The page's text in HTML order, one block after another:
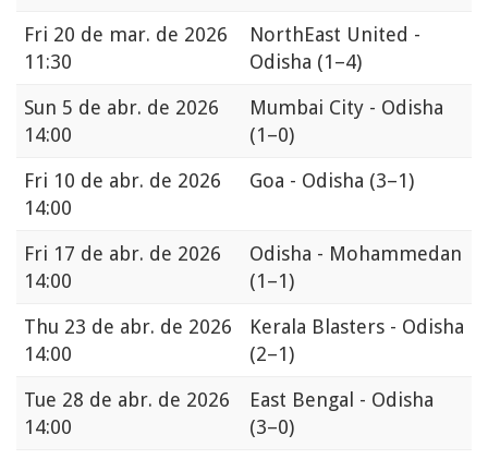
Fri 20 de mar. de 2026
11:30
NorthEast United -
Odisha (1–4)
Sun 5 de abr. de 2026
14:00
Mumbai City - Odisha
(1–0)
Fri 10 de abr. de 2026
14:00
Goa - Odisha (3–1)
Fri 17 de abr. de 2026
14:00
Odisha - Mohammedan
(1–1)
Thu 23 de abr. de 2026
14:00
Kerala Blasters - Odisha
(2–1)
Tue 28 de abr. de 2026
14:00
East Bengal - Odisha
(3–0)